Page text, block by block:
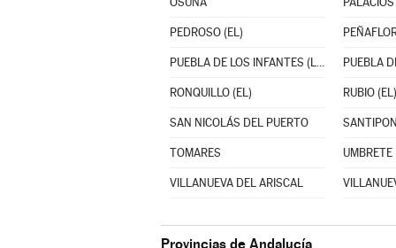
PEDROSO (EL)
PUEBLA DE LOS INFANTES (LA) PUEBLA
RONQUILLO (EL) RUBIO (EL)
SAN NICOLÁS DEL PUERTO
TOMARES UMBRETE
VILLANUEVA DEL ARISCAL
Provincias de Andalucía